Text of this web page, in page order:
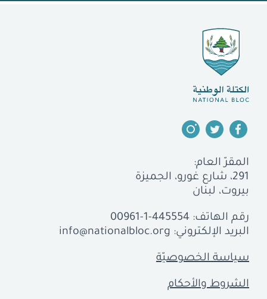
المقرّ العام:
291، شارع غورو، الجميزة
بيروت، لبنان
رقم الهاتف: 00961-1-445554
البريد الإلكتروني: info@nationalbloc.org
سياسة الخصوصيّة
الشروط والأحكام